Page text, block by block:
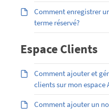
Comment enregistrer
terme réservé?
Espace Clients
Comment ajouter et
clients sur mon espace
Comment ajouter un